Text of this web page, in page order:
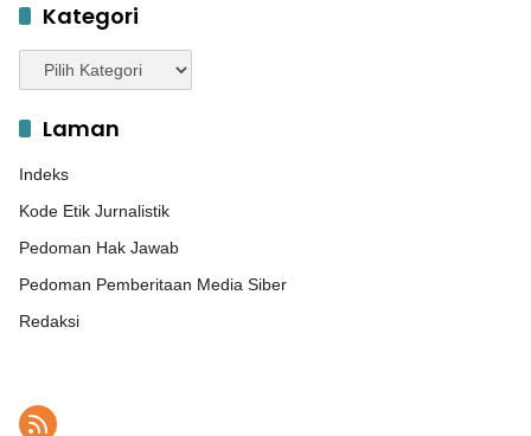
Kategori
Kategori
Laman
Indeks
Kode Etik Jurnalistik
Pedoman Hak Jawab
Pedoman Pemberitaan Media Siber
Redaksi